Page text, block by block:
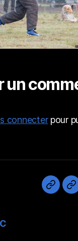
un
connecterpour